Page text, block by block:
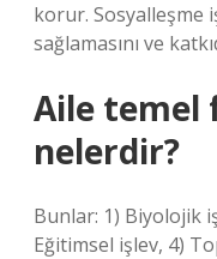
korur. Sosyalleşme
sağlamasını ve
Aile temel
nelerdir?
Bunlar: 1) Biyolojik
Eğitimsel işlev, 4)